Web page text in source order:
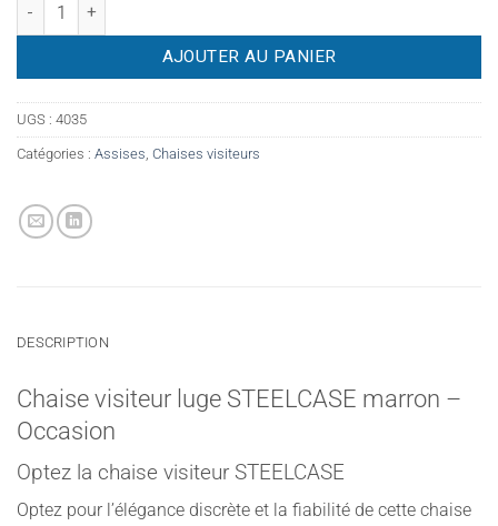
AJOUTER AU PANIER
UGS : 4035
Catégories : Assises Chaises visiteurs
DESCRIPTION
Chaise visiteur luge STEELCASE marron –
Occasion
Optez la chaise visiteur STEELCASE
Optez pour l’élégance discrète et la fiabilité de cette chaise